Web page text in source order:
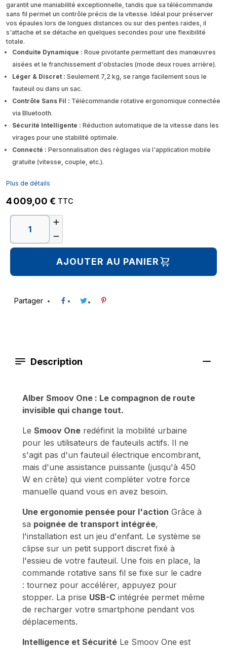
garantit une maniabilité exceptionnelle, tandis que sa télécommande
sans fil permet un contrôle précis de la vitesse. Idéal pour préserver
vos épaules lors de longues distances ou sur des pentes raides, il
s'attache et se détache en quelques secondes pour une flexibilité
totale.
Conduite Dynamique : Roue pivotante permettant des manœuvres
aisées et le franchissement d'obstacles (mode deux roues arrière).
Léger & Discret : Seulement 7,2 kg, se range facilement sous le
fauteuil ou dans un sac.
Contrôle Sans Fil : Télécommande rotative ergonomique connectée
via Bluetooth.
Sécurité Intelligente : Réduction automatique de la vitesse dans les
virages pour une stabilité optimale.
Connecté : Personnalisation des réglages via l'application mobile
gratuite (vitesse, couple, etc.).
Plus de détails
4 009,00 € TTC


AJOUTER AU PANIER
Partager
Description
Alber Smoov One : Le compagnon de route
invisible qui change tout.
Le Smoov One redéfinit la mobilité urbaine
pour les utilisateurs de fauteuils actifs. Il ne
s'agit pas d'un fauteuil électrique encombrant,
mais d'une assistance puissante (jusqu'à 450
W en crête) qui vient compléter votre force
manuelle quand vous en avez besoin.
Une ergonomie pensée pour l'action Grâce à
sa poignée de transport intégrée,
l'installation est un jeu d'enfant. Le système se
clipse sur un petit support discret fixé à
l'essieu de votre fauteuil. Une fois en place, la
commande rotative sans fil se fixe sur le cadre
: tournez pour accélérer, appuyez pour
stopper. La prise USB-C intégrée permet même
de recharger votre smartphone pendant vos
déplacements.
Intelligence et Sécurité Le Smoov One est